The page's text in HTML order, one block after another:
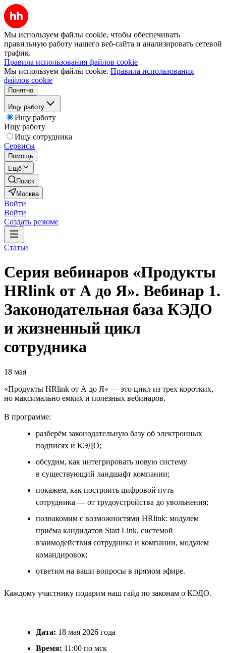
Мы используем файлы cookie, чтобы обеспечивать
правильную работу нашего веб-сайта и анализировать сетевой
трафик.
Правила использования файлов cookie
Мы используем файлы cookie. Правила использования
файлов cookie
Понятно
Ищу работу
Ищу работу
Ищу работу
Ищу сотрудника
Сервисы
Помощь
Ещё
Поиск
Москва
Войти
Войти
Создать резюме
Статьи
Серия вебинаров «Продукты
HRlink от А до Я». Вебинар 1.
Законодательная база КЭДО
и жизненный цикл
сотрудника
18 мая
«Продукты HRlink от А до Я» — это цикл из трех коротких,
но максимально емких и полезных вебинаров.
В программе:
разберём законодательную базу об электронных
подписях и КЭДО;
обсудим, как интегрировать новую систему
в существующий ландшафт компании;
покажем, как построить цифровой путь
сотрудника — от трудоустройства до увольнения;
познакомим с возможностями HRlink: модулем
приёма кандидатов Start Link, системой
взаимодействия сотрудника и компании, модулем
командировок;
ответим на ваши вопросы в прямом эфире.
Каждому участнику подарим наш гайд по законам о КЭДО.
Дата: 18 мая 2026 года
Время: 11:00 по мск